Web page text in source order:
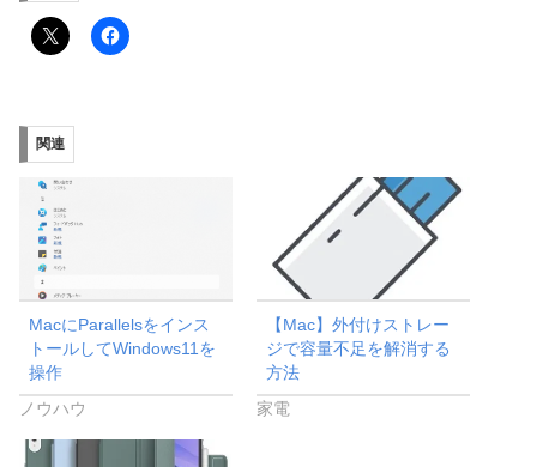
関連
MacにParallelsをインス
トールしてWindows11を
操作
ノウハウ
【Mac】外付けストレー
ジで容量不足を解消する
方法
家電